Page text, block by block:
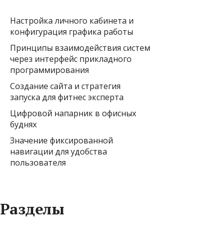
Настройка личного кабинета и
конфигурация графика работы
Принципы взаимодействия систем
через интерфейс прикладного
программирования
Создание сайта и стратегия
запуска для фитнес эксперта
Цифровой напарник в офисных
буднях
Значение фиксированной
навигации для удобства
пользователя
Разделы